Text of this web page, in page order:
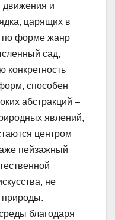
движения и
царящих в
по форме жанр
сад,
конкретность
способен
абстракций –
явлений,
центром
пейзажный
не
благодаря